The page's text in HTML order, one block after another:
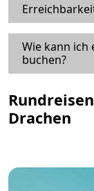
Wie kann ich
buchen?
Drachen